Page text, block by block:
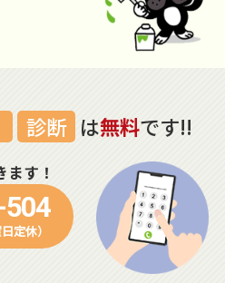
診断 は無料です!!
す！
定休）